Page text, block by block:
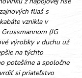
fliaš s
vznikla v
(JG
výrobky v duchu už
na týchto
potešíme a spoločne
si priateľstvo